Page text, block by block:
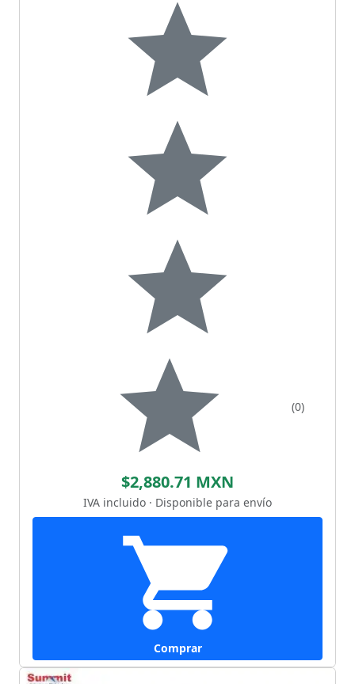
(0)
$2,880.71 MXN
IVA incluido · Disponible para envío
Comprar